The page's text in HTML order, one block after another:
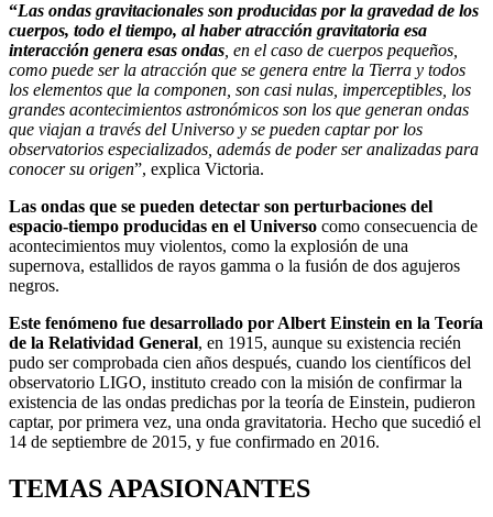
“Las ondas gravitacionales son producidas por la gravedad de los
cuerpos, todo el tiempo, al haber atracción gravitatoria esa
interacción genera esas ondas , en el caso de cuerpos pequeños,
como puede ser la atracción que se genera entre la Tierra y todos
los elementos que la componen, son casi nulas, imperceptibles, los
grandes acontecimientos astronómicos son los que generan ondas
que viajan a través del Universo y se pueden captar por los
observatorios especializados, además de poder ser analizadas para
conocer su origen”, explica Victoria.
Las ondas que se pueden detectar son perturbaciones del
espacio-tiempo producidas en el Universo como consecuencia de
acontecimientos muy violentos, como la explosión de una
supernova, estallidos de rayos gamma o la fusión de dos agujeros
negros.
Este fenómeno fue desarrollado por Albert Einstein en la Teoría
de la Relatividad General, en 1915, aunque su existencia recién
pudo ser comprobada cien años después, cuando los científicos del
observatorio LIGO, instituto creado con la misión de confirmar la
existencia de las ondas predichas por la teoría de Einstein, pudieron
captar, por primera vez, una onda gravitatoria. Hecho que sucedió el
14 de septiembre de 2015, y fue confirmado en 2016.
TEMAS APASIONANTES